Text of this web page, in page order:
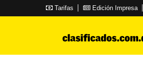
Tarifas Edición Impresa